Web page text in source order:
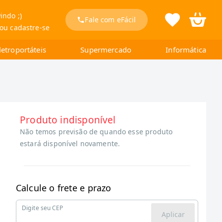
;)
cadastre-se
Fale com eFácil
Supermercado Informática
Produto indisponível
Não temos previsão de quando esse produto
estará disponível novamente.
Calcule o frete e prazo
Digite seu CEP
Aplicar